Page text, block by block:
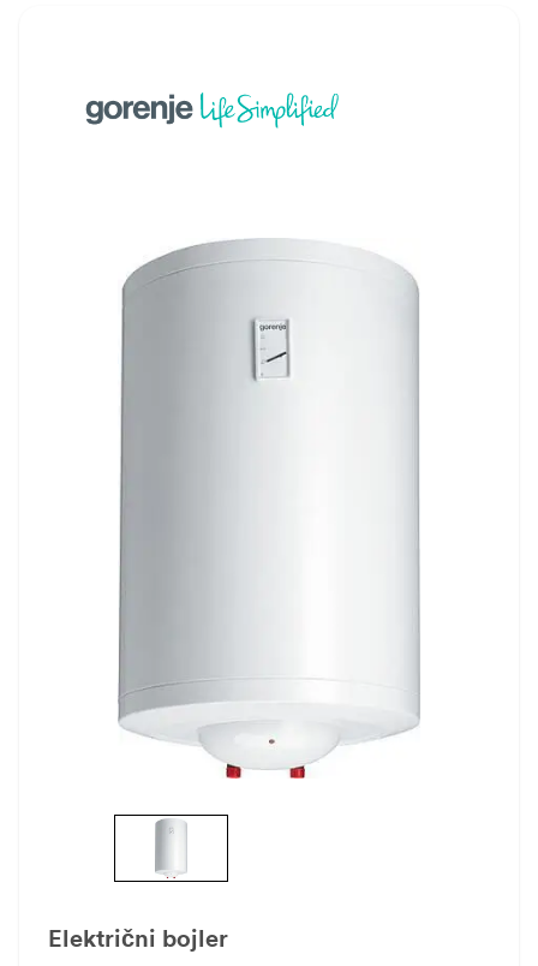
Električni bojler